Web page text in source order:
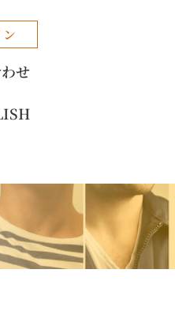
せ